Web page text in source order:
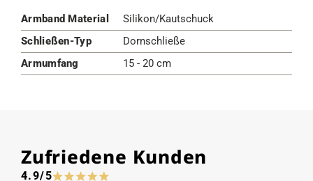
Armband Material
Silikon/Kautschuck
Schließen-Typ
Dornschließe
Armumfang
15 - 20 cm
Zufriedene Kunden
4.9/5